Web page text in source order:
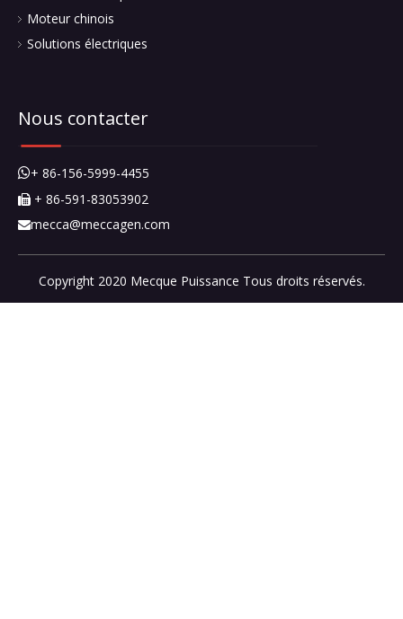
Moteur chinois
Solutions électriques
Nous contacter
+ 86-156-5999-4455
 + 86-591-83053902
mecca@meccagen.com
Copyright 2020 Mecque Puissance Tous droits réservés.